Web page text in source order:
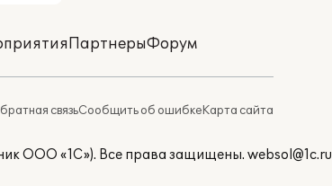
ПартнерыФорум
связьСообщить об ошибкеКарта сайта
ООО «1С»). Все права защищены. websol@1c.ru